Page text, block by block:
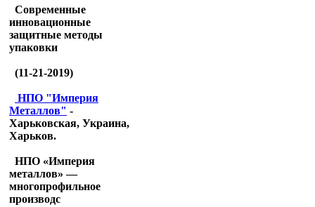
Современные
инновационные
защитные методы
упаковки
(11-21-2019)
НПО "Империя
Металлов" -
Харьковская, Украина,
Харьков.
НПО «Империя
металлов» —
многопрофильное
производс